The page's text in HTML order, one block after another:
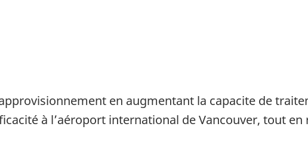
en augmentant la capacite de
à l’aéroport international de Vancouver, tout en